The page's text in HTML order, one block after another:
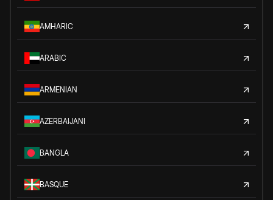
AMHARIC
ARABIC
ARMENIAN
AZERBAIJANI
BANGLA
BASQUE